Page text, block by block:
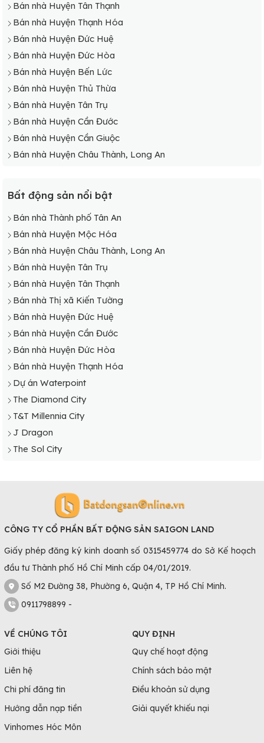
Bán nhà Huyện Tân Thạnh
Bán nhà Huyện Thạnh Hóa
Bán nhà Huyện Đức Huệ
Bán nhà Huyện Đức Hòa
Bán nhà Huyện Bến Lức
Bán nhà Huyện Thủ Thừa
Bán nhà Huyện Tân Trụ
Bán nhà Huyện Cần Đước
Bán nhà Huyện Cần Giuộc
Bán nhà Huyện Châu Thành, Long An
Bất động sản nổi bật
Bán nhà Thành phố Tân An
Bán nhà Huyện Mộc Hóa
Bán nhà Huyện Châu Thành, Long An
Bán nhà Huyện Tân Trụ
Bán nhà Huyện Tân Thạnh
Bán nhà Thị xã Kiến Tường
Bán nhà Huyện Đức Huệ
Bán nhà Huyện Cần Đước
Bán nhà Huyện Đức Hòa
Bán nhà Huyện Thạnh Hóa
Dự án Waterpoint
The Diamond City
T&T Millennia City
J Dragon
The Sol City
CÔNG TY CỔ PHẦN BẤT ĐỘNG SẢN SAIGON LAND
Giấy phép đăng ký kinh doanh số 0315459774 do Sở Kế hoạch
đầu tư Thành phố Hồ Chí Minh cấp 04/01/2019.
Số M2 Đường 38, Phường 6, Quận 4, TP Hồ Chí Minh.
0911798899 -
VỀ CHÚNG TÔI
Giới thiệu
Liên hệ
Chi phí đăng tin
Hướng dẫn nạp tiền
Vinhomes Hóc Môn
QUY ĐỊNH
Quy chế hoạt động
Chính sách bảo mật
Điều khoản sử dụng
Giải quyết khiếu nại